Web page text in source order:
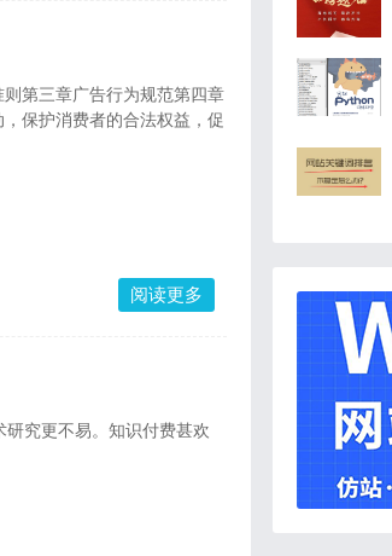
第三章广告行为规范第四章
保护消费者的合法权益，促
阅读更多
究更不易。知识付费甚欢